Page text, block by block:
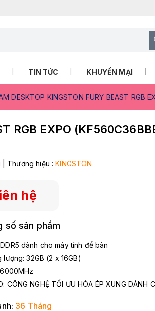
TIN TỨC KHUYẾN MẠI
DESKTOP KINGSTON FURY BEAST RGB
RGB EXPO
Thương hiệu :KINGSTON
hệ
số sản phẩm
DDR5 dành cho máy tính để bàn
lượng: 32GB (2 x 16GB)
CÔNG NGHỆ TỐI ƯU HÓA ÉP XUNG DÀNH
36 Tháng